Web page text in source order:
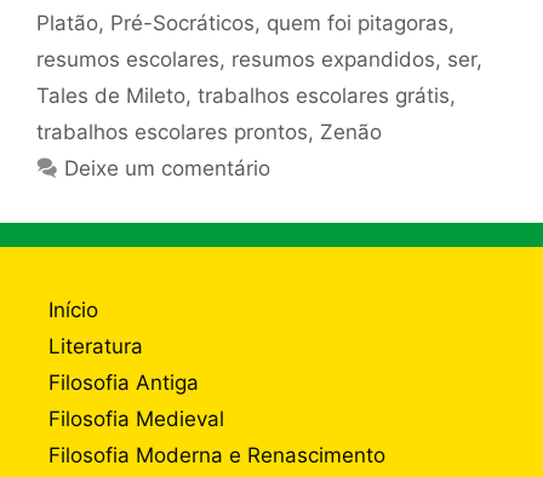
Platão, Pré-Socráticos, quem foi pitagoras,
resumos escolares, resumos expandidos, ser,
Tales de Mileto, trabalhos escolares grátis,
trabalhos escolares prontos, Zenão
Deixe um comentário
Início
Literatura
Filosofia Antiga
Filosofia Medieval
Filosofia Moderna e Renascimento